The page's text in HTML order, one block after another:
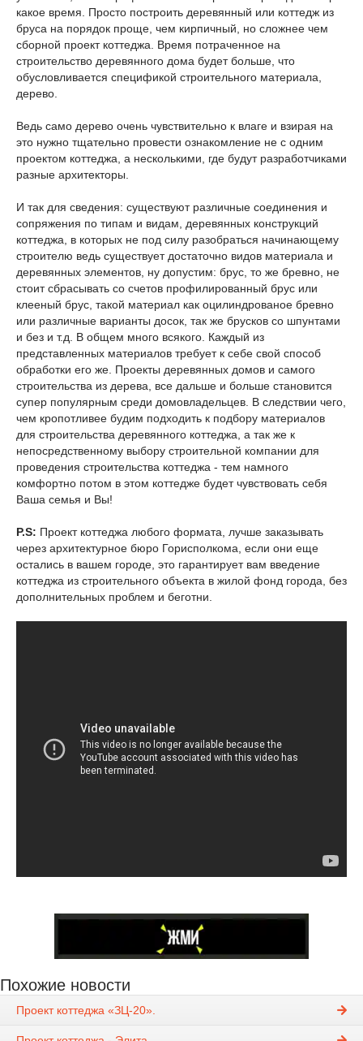
какое время. Просто построить деревянный или коттедж из
бруса на порядок проще, чем кирпичный, но сложнее чем
сборной проект коттеджа. Время потраченное на
строительство деревянного дома будет больше, что
обусловливается спецификой строительного материала,
дерево.
Ведь само дерево очень чувствительно к влаге и взирая на
это нужно тщательно провести ознакомление не с одним
проектом коттеджа, а несколькими, где будут разработчиками
разные архитекторы.
И так для сведения: существуют различные соединения и
сопряжения по типам и видам, деревянных конструкций
коттеджа, в которых не под силу разобраться начинающему
строителю ведь существует достаточно видов материала и
деревянных элементов, ну допустим: брус, то же бревно, не
стоит сбрасывать со счетов профилированный брус или
клееный брус, такой материал как оцилиндрованое бревно
или различные варианты досок, так же брусков со шпунтами
и без и т.д. В общем много всякого. Каждый из
представленных материалов требует к себе свой способ
обработки его же. Проекты деревянных домов и самого
строительства из дерева, все дальше и больше становится
супер популярным среди домовладельцев. В следствии чего,
чем кропотливее будим подходить к подбору материалов
для строительства деревянного коттеджа, а так же к
непосредственному выбору строительной компании для
проведения строительства коттеджа - тем намного
комфортно потом в этом коттедже будет чувствовать себя
Ваша семья и Вы!
Р.S: Проект коттеджа любого формата, лучше заказывать
через архитектурное бюро Горисполкома, если они еще
остались в вашем городе, это гарантирует вам введение
коттеджа из строительного объекта в жилой фонд города, без
дополнительных проблем и беготни.
Похожие новости
Проект коттеджа «ЗЦ-20».